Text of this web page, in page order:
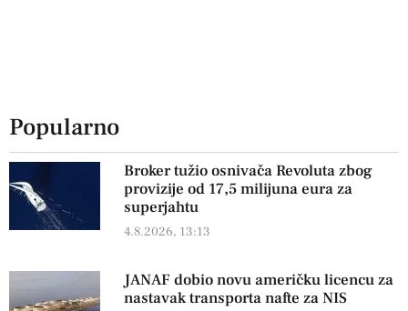
Popularno
Broker tužio osnivača Revoluta zbog
provizije od 17,5 milijuna eura za
superjahtu
4.8.2026, 13:13
JANAF dobio novu američku licencu za
nastavak transporta nafte za NIS